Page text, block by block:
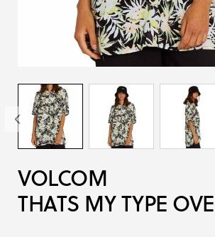
VOLCOM
THATS MY TYPE